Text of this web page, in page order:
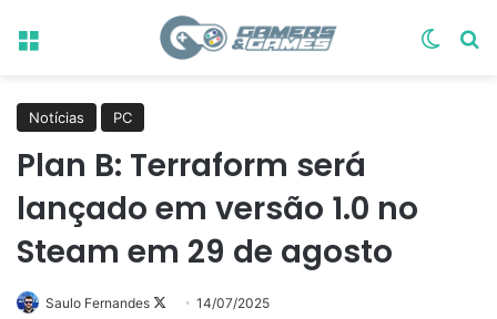
Menu
Notícias PC
Plan B: Terraform será
lançado em versão 1.0 no
Steam em 29 de agosto
Saulo Fernandes
Follow14/07/2025